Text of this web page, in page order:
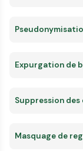
Expurgation de
Suppression
Masquage de